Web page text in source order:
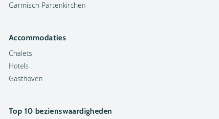
Garmisch-Partenkirchen
Accommodaties
Chalets
Hotels
Gasthoven
Top 10 bezienswaardigheden